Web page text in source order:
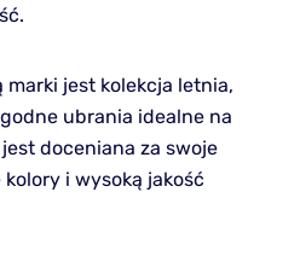
jest kolekcja letnia,
ubrania idealne na
doceniana za swoje
i wysoką jakość